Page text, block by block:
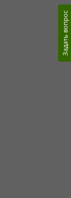
Задать вопрос